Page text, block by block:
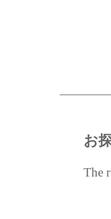
お
The